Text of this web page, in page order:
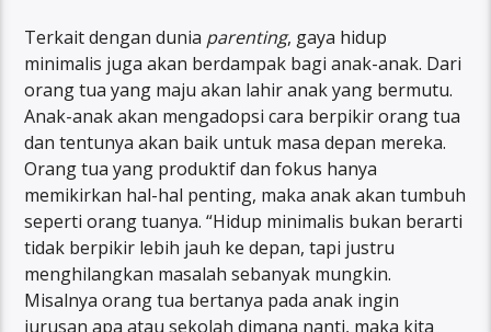
Terkait dengan dunia parenting, gaya hidup
minimalis juga akan berdampak bagi anak-anak. Dari
orang tua yang maju akan lahir anak yang bermutu.
Anak-anak akan mengadopsi cara berpikir orang tua
dan tentunya akan baik untuk masa depan mereka.
Orang tua yang produktif dan fokus hanya
memikirkan hal-hal penting, maka anak akan tumbuh
seperti orang tuanya. “Hidup minimalis bukan berarti
tidak berpikir lebih jauh ke depan, tapi justru
menghilangkan masalah sebanyak mungkin.
Misalnya orang tua bertanya pada anak ingin
jurusan apa atau sekolah dimana nanti, maka kita